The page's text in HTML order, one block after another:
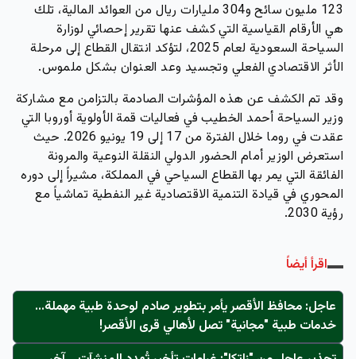
123 مليون سائح و304 مليارات ريال من العوائد المالية
، تلك
هي الأرقام القياسية التي كشف عنها تقرير إحصائي لوزارة
السياحة السعودية لعام 2025، لتؤكد انتقال القطاع إلى مرحلة
الأثر الاقتصادي الفعلي وتجسيد وعد العنوان بشكل ملموس.
وقد تم الكشف عن هذه المؤشرات الصادمة بالتزامن مع مشاركة
وزير السياحة أحمد الخطيب في فعاليات قمة الأولوية أوروبا التي
عقدت في روما خلال الفترة من 17 إلى 19 يونيو 2026. حيث
استعرض الوزير أمام الحضور الدولي النقلة النوعية والمرونة
الفائقةالتي يمر بها القطاع السياحي في المملكة، مشيراً إلى دوره
المحوري في قيادة التنمية الاقتصادية غير النفطية تماشياً مع
رؤية 2030.
اقرأ أيضاً
عاجل: محافظ الأقصر يأمر بتطوير صادم لوحدة طبية مهملة...
خدمات طبية "مجانية" تصل لأهالي قرى الأقصر!